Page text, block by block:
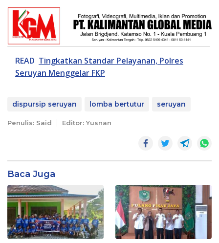
READ Tingkatkan Standar Pelayanan, Polres
Seruyan Menggelar FKP
dispursip seruyan lomba bertutur seruyan
Penulis: Said Editor: Yusnan
Baca Juga